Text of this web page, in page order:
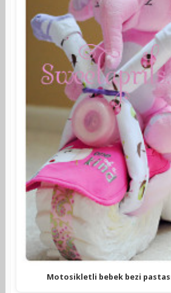
Motosikletli bebek bezi pastası